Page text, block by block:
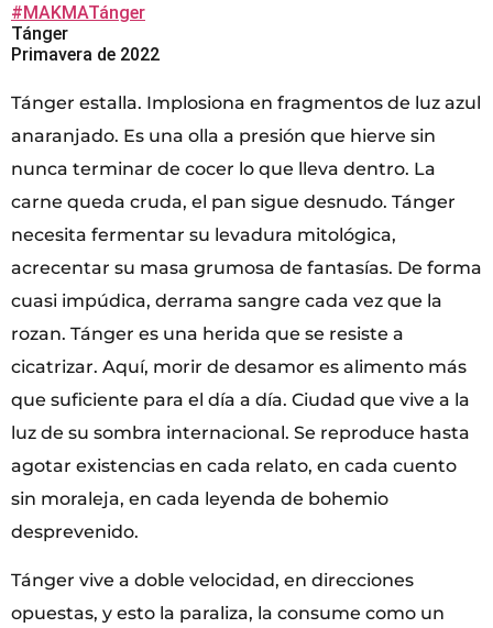
#MAKMATánger
Tánger
Primavera de 2022
Tánger estalla. Implosiona en fragmentos de luz azul
anaranjado. Es una olla a presión que hierve sin
nunca terminar de cocer lo que lleva dentro. La
carne queda cruda, el pan sigue desnudo. Tánger
necesita fermentar su levadura mitológica,
acrecentar su masa grumosa de fantasías. De forma
cuasi impúdica, derrama sangre cada vez que la
rozan. Tánger es una herida que se resiste a
cicatrizar. Aquí, morir de desamor es alimento más
que suficiente para el día a día. Ciudad que vive a la
luz de su sombra internacional. Se reproduce hasta
agotar existencias en cada relato, en cada cuento
sin moraleja, en cada leyenda de bohemio
desprevenido.
Tánger vive a doble velocidad, en direcciones
opuestas, y esto la paraliza, la consume como un